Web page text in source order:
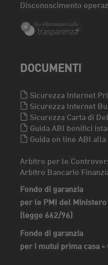
Disconoscimento
DOCUMENTI
Sicurezza Internet
Sicurezza Internet
Sicurezza Carta di
Guida ABI bonifici
Guida on line ABI
Arbitro per le
Arbitro Bancario
Fondo di garanzia
per le PMI del
(legge 662/96)
Fondo di garanzia
per i mutui prima casa -